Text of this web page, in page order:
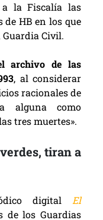
la Fiscalía las
de HB en los que
Civil.
archivo de las
, al considerar
racionales de
alguna como
tres muertes».
tiran a
digital
El
de los Guardias